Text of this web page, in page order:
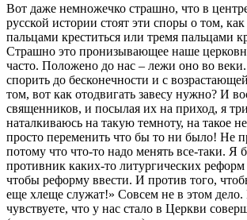
Вот даже немножечко страшно, что в
русской истории стоят эти споры о том,
пальцами креститься или тремя пальцами
Страшно это пронизывающее наше
часто. Положено до нас – лежи оно во
спорить до бесконечности и с
том, вот как отодвигать завесу нужно? И
священников, и посылая их на приход, я
наталкиваюсь на такую темноту, на такое
просто переменить что бы то ни было! Не
потому что что-то надо менять все-таки. Я
противник каких-то литургических реформ
чтобы реформу ввести. И против того,
еще хлеще служат!» Совсем не в этом
чувствуете, что у нас стало в Церкви